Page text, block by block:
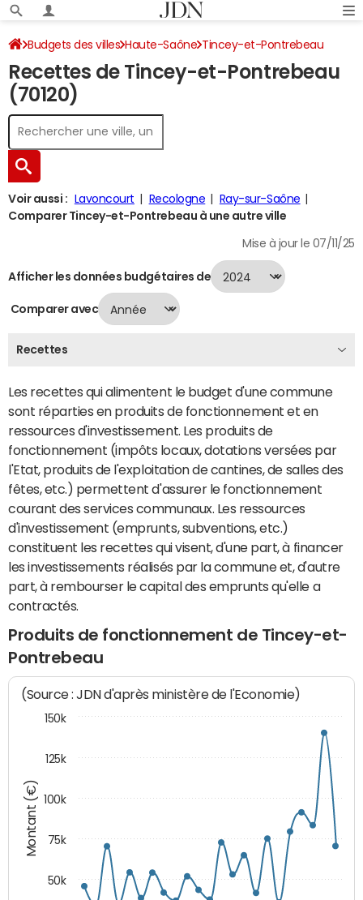
Budgets des villes Haute-Saône Tincey-et-Pontrebeau
Recettes 2024
Recettes de Tincey-et-Pontrebeau
(70120)
Voir aussi : Lavoncourt Recologne
Ray-sur-Saône
Comparer Tincey-et-Pontrebeau à une autre ville
Mise à jour le 07/11/25
Afficher les données budgétaires de
Comparer avec
Recettes
Les recettes qui alimentent le budget d'une commune
sont réparties en produits de fonctionnement et en
ressources d'investissement. Les produits de
fonctionnement (impôts locaux, dotations versées par
l'Etat, produits de l'exploitation de cantines, de salles des
fêtes, etc.) permettent d'assurer le fonctionnement
courant des services communaux. Les ressources
d'investissement (emprunts, subventions, etc.)
constituent les recettes qui visent, d'une part, à financer
les investissements réalisés par la commune et, d'autre
part, à rembourser le capital des emprunts qu'elle a
contractés.
Produits de fonctionnement de Tincey-et-
Pontrebeau
Montant (€)
(Source : JDN d'après ministère de l'Economie)
50k
75k
100k
125k
150k